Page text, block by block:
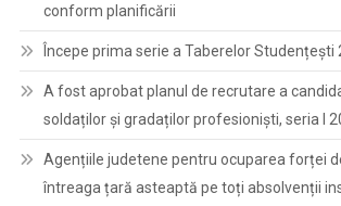
conform planificării
Începe prima serie a Taberelor Studențești
A fost aprobat planul de recrutare a
soldaților și gradaților profesioniști, seria I
Agențiile judetene pentru ocuparea forței
întreaga țară asteaptă pe toți absolvenții